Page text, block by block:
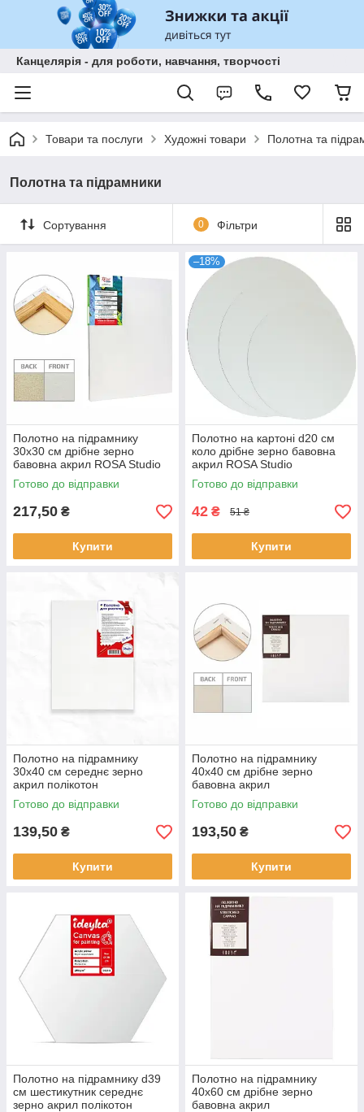
Канцелярія - для роботи, навчання, творчості
Товари та послуги Художні товари Полотна та
Полотна та підрамники
Сортування 0 Фільтри
Полотно на підрамнику
30х30 см дрібне зерно
бавовна акрил ROSA Studio
Готово до відправки
217,50 ₴
Купити
–18%
Полотно на картоні d20 см
коло дрібне зерно бавовна
акрил ROSA Studio
Готово до відправки
42 ₴ 51 ₴
Купити
Полотно на підрамнику
30х40 см середнє зерно
акрил полікотон
Готово до відправки
139,50 ₴
Купити
Полотно на підрамнику
40х40 см дрібне зерно
бавовна акрил
Готово до відправки
193,50 ₴
Купити
Полотно на підрамнику d39
см шестикутник середнє
зерно акрил полікотон
Полотно на підрамнику
40х60 см дрібне зерно
бавовна акрил